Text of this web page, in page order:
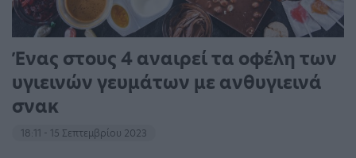
Ένας στους 4 αναιρεί τα οφέλη των
υγιεινών γευμάτων με ανθυγιεινά
σνακ
18:11 - 15 Σεπτεμβρίου 2023